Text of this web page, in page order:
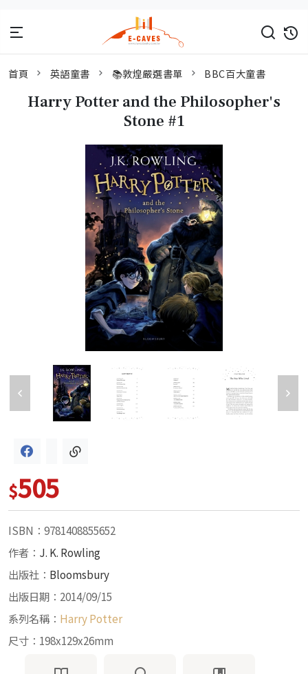
首頁 英語童書 📚敦煌嚴選書單 BBC百大童書
Harry Potter and the Philosopher's
Stone #1
$505
ISBN：9781408855652
作者： J. K. Rowling
出版社： Bloomsbury
出版日期：2014/09/15
系列名稱： Harry Potter
尺寸：198x129x26mm